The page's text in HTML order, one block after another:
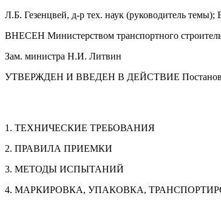
Л.Б. Гезенцвей, д-р тех. наук (руководитель
ВНЕСЕН Министерством транспортного
Зам. министра Н.И. Литвин
УТВЕРЖДЕН И ВВЕДЕН В ДЕЙСТВИЕ
1. ТЕХНИЧЕСКИЕ ТРЕБОВАНИЯ
2. ПРАВИЛА ПРИЕМКИ
3. МЕТОДЫ ИСПЫТАНИЙ
4. МАРКИРОВКА, УПАКОВКА,